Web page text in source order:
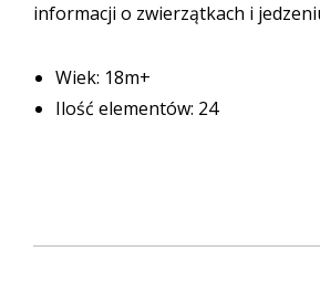
informacji o zwierzątkach i
Wiek: 18m+
Ilość elementów: 24